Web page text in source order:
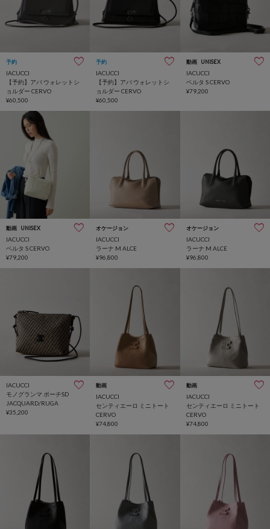
予約
IACUCCI
【予約】アバ ウォレットシ
ョルダー CERVO
¥60,500
予約
IACUCCI
【予約】アバ ウォレットシ
ョルダー CERVO
¥60,500
動画 UNISEX
IACUCCI
ベルタ S CERVO
¥79,200
動画 UNISEX
IACUCCI
ベルタ S CERVO
¥79,200
オケージョン
IACUCCI
ラーナ M ALCE
¥96,800
オケージョン
IACUCCI
ラーナ M ALCE
¥96,800
IACUCCI
モノグランマ ポーチSD
JACQUARD/RUGA
¥35,200
動画
IACUCCI
センティエーロ ミニトート
CERVO
¥74,800
動画
IACUCCI
センティエーロ ミニトート
CERVO
¥74,800